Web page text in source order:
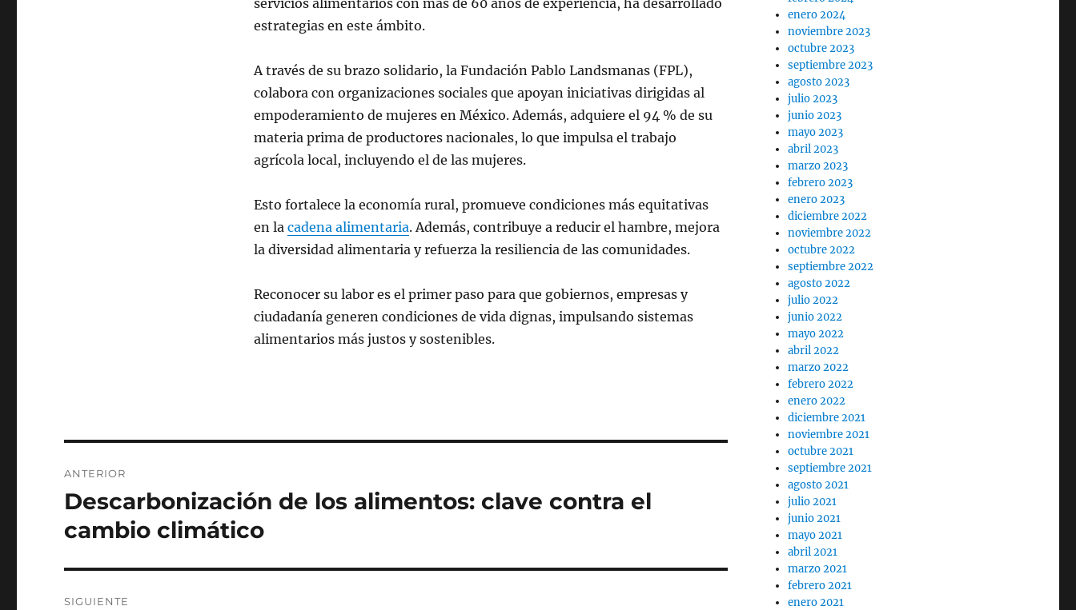
estrategias en este ámbito.
A través de su brazo solidario, la Fundación Pablo Landsmanas (FPL),
colabora con organizaciones sociales que apoyan iniciativas dirigidas al
empoderamiento de mujeres en México. Además, adquiere el 94 % de su
materia prima de productores nacionales, lo que impulsa el trabajo
agrícola local, incluyendo el de las mujeres.
Esto fortalece la economía rural, promueve condiciones más equitativas
en la cadena alimentaria. Además, contribuye a reducir el hambre, mejora
la diversidad alimentaria y refuerza la resiliencia de las comunidades.
Reconocer su labor es el primer paso para que gobiernos, empresas y
ciudadanía generen condiciones de vida dignas, impulsando sistemas
alimentarios más justos y sostenibles.
de
entradas
ANTERIOR
Entrada
anterior:
Descarbonización de los alimentos: clave contra el
cambio climático
SIGUIENTE
enero 2024
noviembre 2023
octubre 2023
septiembre 2023
agosto 2023
julio 2023
junio 2023
mayo 2023
abril 2023
marzo 2023
febrero 2023
enero 2023
diciembre 2022
noviembre 2022
octubre 2022
septiembre 2022
agosto 2022
julio 2022
junio 2022
mayo 2022
abril 2022
marzo 2022
febrero 2022
enero 2022
diciembre 2021
noviembre 2021
octubre 2021
septiembre 2021
agosto 2021
julio 2021
junio 2021
mayo 2021
abril 2021
marzo 2021
febrero 2021
enero 2021